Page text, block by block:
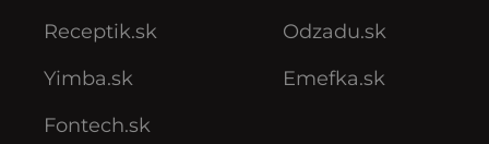
Receptik.sk
Yimba.sk
Fontech.sk
Odzadu.sk
Emefka.sk